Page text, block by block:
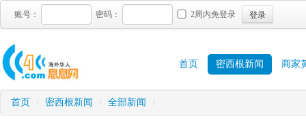
账号： 密码： 2周内免登录 登录
首页 密西根新闻 商家
首页 / 密西根新闻 / 全部新闻 /